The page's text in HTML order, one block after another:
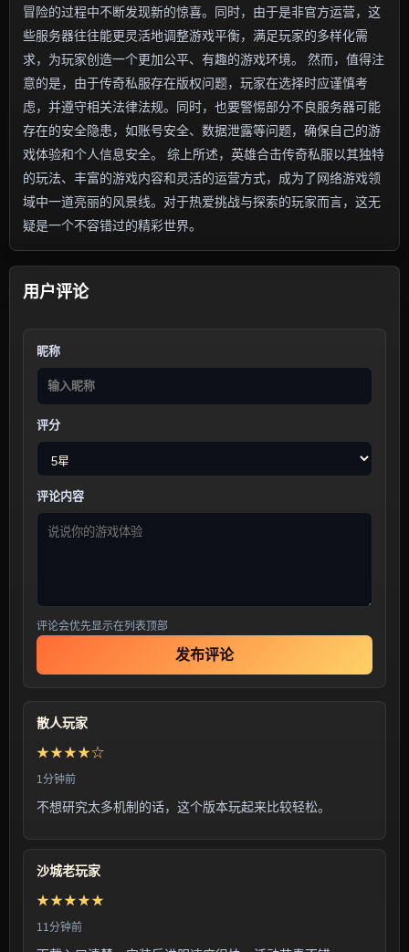
冒险的过程中不断发现新的惊喜。同时，由于是非官方运营，这
些服务器往往能更灵活地调整游戏平衡，满足玩家的多样化需
求，为玩家创造一个更加公平、有趣的游戏环境。 然而，值得注
意的是，由于传奇私服存在版权问题，玩家在选择时应谨慎考
虑，并遵守相关法律法规。同时，也要警惕部分不良服务器可能
存在的安全隐患，如账号安全、数据泄露等问题，确保自己的游
戏体验和个人信息安全。 综上所述，英雄合击传奇私服以其独特
的玩法、丰富的游戏内容和灵活的运营方式，成为了网络游戏领
域中一道亮丽的风景线。对于热爱挑战与探索的玩家而言，这无
疑是一个不容错过的精彩世界。
用户评论
昵称
评分
评论内容
评论会优先显示在列表顶部
发布评论
散人玩家
★★★★☆
1分钟前
不想研究太多机制的话，这个版本玩起来比较轻松。
沙城老玩家
★★★★★
11分钟前